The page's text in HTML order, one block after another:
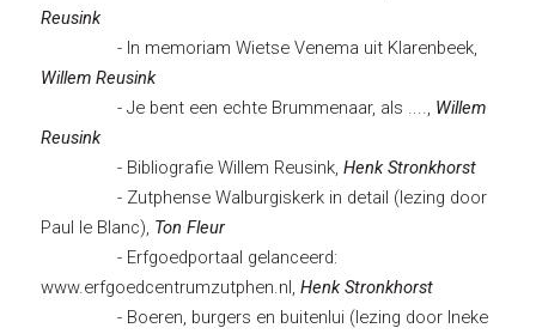
Reusink
- In memoriam Wietse Venema uit Klarenbeek,
Willem Reusink
- Je bent een echte Brummenaar, als ...., Willem
Reusink
- Bibliografie Willem Reusink,Henk Stronkhorst
- Zutphense Walburgiskerk in detail (lezing door
Paul le Blanc), Ton Fleur
- Erfgoedportaal gelanceerd:
www.erfgoedcentrumzutphen.nl,Henk Stronkhorst
- Boeren, burgers en buitenlui (lezing door Ineke